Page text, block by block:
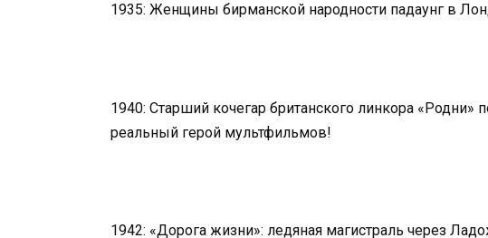
1935: Женщины бирманской народности падаунг в
1940: Старший кочегар британского линкора «Родни»
реальный герой мультфильмов!
1942: «Дорога жизни»: ледяная магистраль через